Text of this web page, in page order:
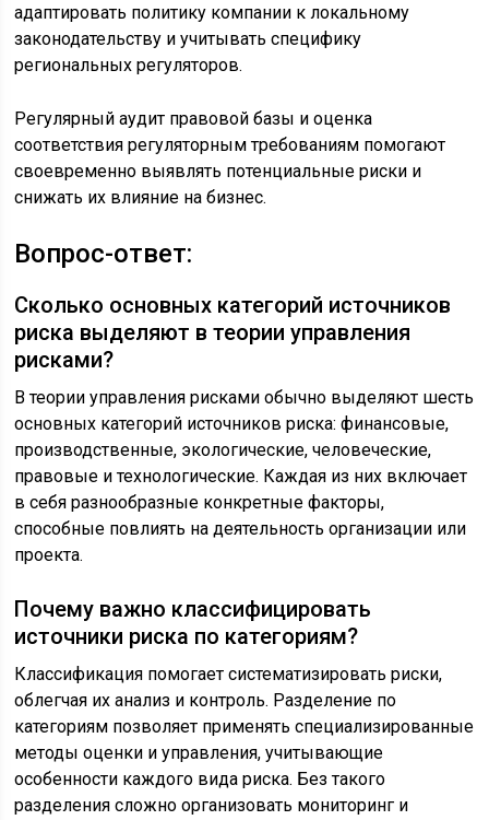
адаптировать политику компании к локальному
законодательству и учитывать специфику
региональных регуляторов.
Регулярный аудит правовой базы и оценка
соответствия регуляторным требованиям помогают
своевременно выявлять потенциальные риски и
снижать их влияние на бизнес.
Вопрос-ответ:
Сколько основных категорий источников
риска выделяют в теории управления
рисками?
В теории управления рисками обычно выделяют шесть
основных категорий источников риска: финансовые,
производственные, экологические, человеческие,
правовые и технологические. Каждая из них включает
в себя разнообразные конкретные факторы,
способные повлиять на деятельность организации или
проекта.
Почему важно классифицировать
источники риска по категориям?
Классификация помогает систематизировать риски,
облегчая их анализ и контроль. Разделение по
категориям позволяет применять специализированные
методы оценки и управления, учитывающие
особенности каждого вида риска. Без такого
разделения сложно организовать мониторинг и